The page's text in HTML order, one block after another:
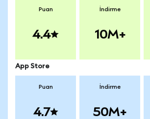
Puan
4.4
İndirme
10M+
App Store
Puan
4.7
İndirme
50M+